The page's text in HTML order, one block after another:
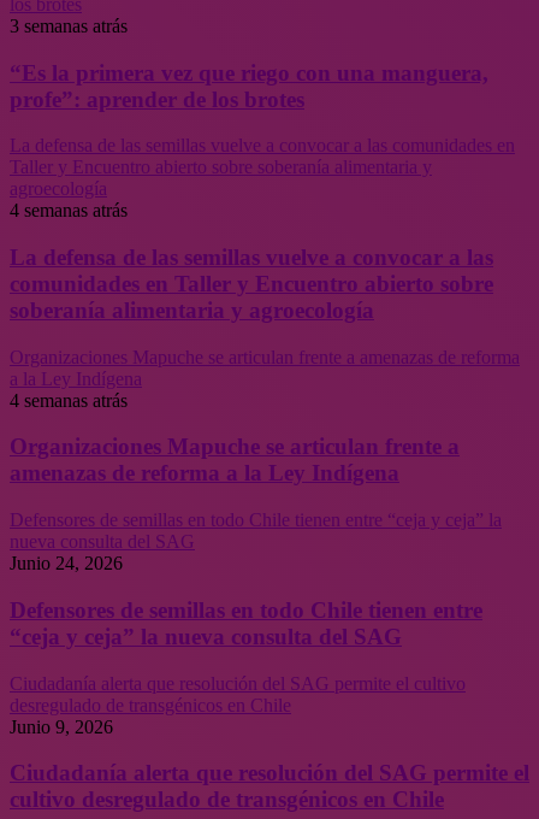
3 semanas atrás
“Es la primera vez que riego con una manguera,
profe”: aprender de los brotes
La defensa de las semillas vuelve a convocar a las comunidades en
Taller y Encuentro abierto sobre soberanía alimentaria y
agroecología
4 semanas atrás
La defensa de las semillas vuelve a convocar a las
comunidades en Taller y Encuentro abierto sobre
soberanía alimentaria y agroecología
Organizaciones Mapuche se articulan frente a amenazas de reforma
a la Ley Indígena
4 semanas atrás
Organizaciones Mapuche se articulan frente a
amenazas de reforma a la Ley Indígena
Defensores de semillas en todo Chile tienen entre “ceja y ceja” la
nueva consulta del SAG
Junio 24, 2026
Defensores de semillas en todo Chile tienen entre
“ceja y ceja” la nueva consulta del SAG
Ciudadanía alerta que resolución del SAG permite el cultivo
desregulado de transgénicos en Chile
Junio 9, 2026
Ciudadanía alerta que resolución del SAG permite el
cultivo desregulado de transgénicos en Chile